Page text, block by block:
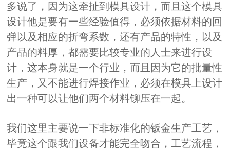
多说了，因为这牵扯到模具设计，而且这个模具
设计他是要有一些经验值得，必须依据材料的回
弹以及相应的折弯系数，还有产品的特性，以及
产品的料厚，都需要比较专业的人士来进行设
计，这本身就是一个行业，而且因为它的批量性
生产，又不能进行焊接作业，必须在模具上设计
出一种可以让他们两个材料铆压在一起。
我们这里主要说一下非标准化的钣金生产工艺，
毕竟这个跟我们设备才能完全吻合，工艺流程，